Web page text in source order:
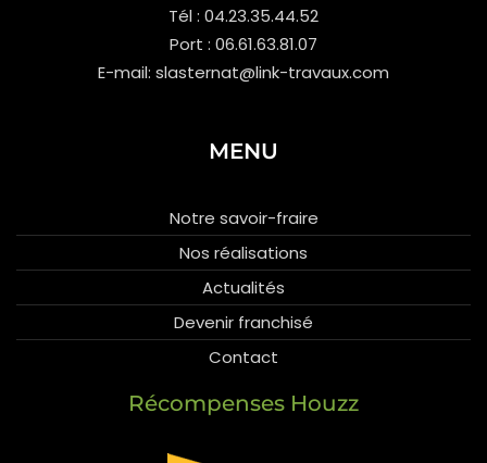
Tél : 04.23.35.44.52
Port : 06.61.63.81.07
E-mail: slasternat@link-travaux.com
MENU
Notre savoir-fraire
Nos réalisations
Actualités
Devenir franchisé
Contact
Récompenses Houzz